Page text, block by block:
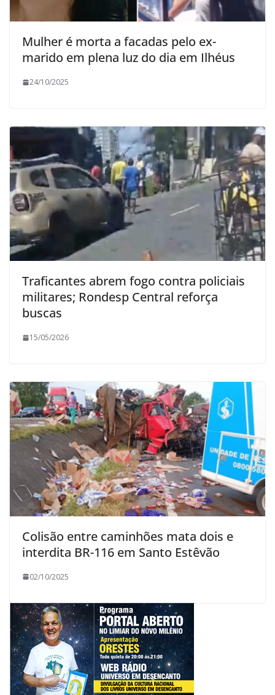
Mulher é morta a facadas pelo ex-
marido em plena luz do dia em Ilhéus
24/10/2025
Traficantes abrem fogo contra policiais
militares; Rondesp Central reforça
buscas
15/05/2026
Colisão entre caminhões mata dois e
interdita BR-116 em Santo Estêvão
02/10/2025